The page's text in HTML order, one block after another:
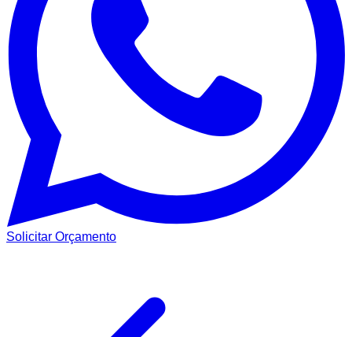
Solicitar Orçamento